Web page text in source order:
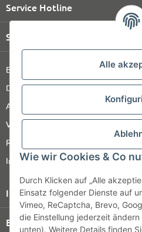
Alle
Wie wir Cookies & Co
Durch Klicken auf „Alle
Einsatz folgender Dienste auf
Vimeo, ReCaptcha, Brevo,
die Einstellung jederzeit
unten). Weitere Details finden
Service Hotline
Shop Service
Barrierefreiheitserklärung
Datenschutz
AGB
Versandinformationen
Retour
Impressum
Informationen
Bezahlung & Versand